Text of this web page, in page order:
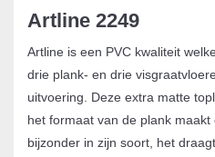
Artline 2249
Artline is een PVC kwaliteit
drie plank- en drie
uitvoering. Deze extra matte
het formaat van de plank maakt
bijzonder in zijn soort, het